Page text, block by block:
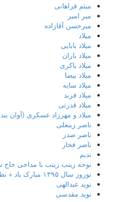
میثم فراهانی
میر امیر
میرحسن آقازاده
میلاد
میلاد بابایی
میلاد باران
میلاد باکری
میلاد بیضا
میلاد سایه
میلاد فربد
​میلاد قدرتی
میلاد و مهرزاد عسکری (آوان
ناصر زینعلی
ناصر صدر
ناصر فخار
ندیم
نوحه زینب زینب با مداحی حاج
نوروز سال ۱۳۹۵ مبارک باد + نظر سنجی بهترین سال
نوید عبدالهی
نوید مقدسی